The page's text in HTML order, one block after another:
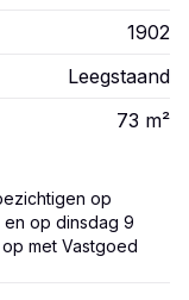
1902
Leegstaand
73 m²
op
en op dinsdag 9
met Vastgoed